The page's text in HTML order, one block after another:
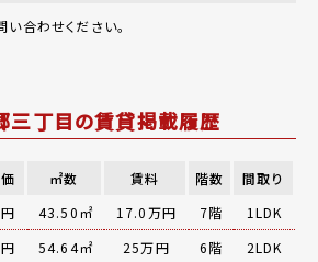
い合わせください。
丁目の賃貸掲載履歴
㎡数 賃料 階数
間取り
43.50㎡ 17.0万円 7階
1LDK
54.64㎡ 25万円 6階
2LDK